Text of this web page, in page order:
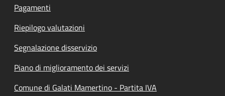
Pagamenti
Riepilogo valutazioni
Segnalazione disservizio
Piano di miglioramento dei servizi
Comune di Galati Mamertino - Partita IVA